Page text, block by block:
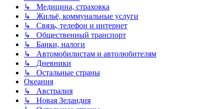
↳ Медицина, страховка
↳ Жильё, коммунальные услуги
↳ Связь, телефон и интернет
↳ Общественный транспорт
↳ Банки, налоги
↳ Автомобилистам и автолюбителям
↳ Дневники
↳ Остальные страны
Океания
↳ Австралия
↳ Новая Зеландия